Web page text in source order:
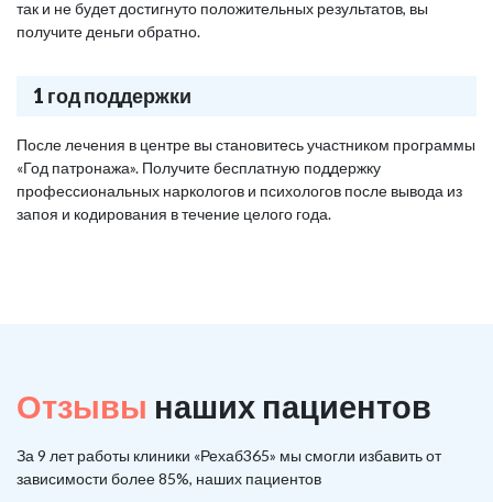
так и не будет достигнуто положительных результатов, вы
получите деньги обратно.
1 год поддержки
После лечения в центре вы становитесь участником программы
«Год патронажа». Получите бесплатную поддержку
профессиональных наркологов и психологов после вывода из
запоя и кодирования в течение целого года.
Отзывы наших пациентов
За 9 лет работы клиники «Рехаб365» мы смогли избавить от
зависимости более 85%, наших пациентов